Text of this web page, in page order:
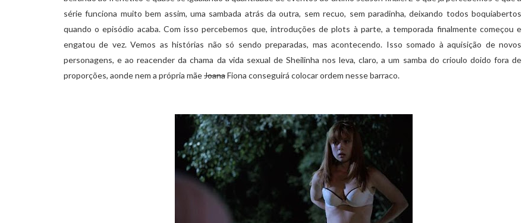
série funciona muito bem assim, uma sambada atrás da outra, sem recuo, sem paradinha, deixando todos boquiabertos
quando o episódio acaba. Com isso percebemos que, introduções de plots à parte, a temporada finalmente começou e
engatou de vez. Vemos as histórias não só sendo preparadas, mas acontecendo. Isso somado à aquisição de novos
personagens, e ao reacender da chama da vida sexual de Sheilinha nos leva, claro, a um samba do crioulo doido fora de
proporções, aonde nem a própria mãeJoanaFiona conseguirá colocar ordem nesse barraco.